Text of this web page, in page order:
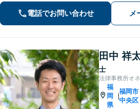
法務、顧客
お任せ【六
電話でお問い合わせ メ
田中 祥
士
法律事務所オ
福
岡
県
福岡市
中央区